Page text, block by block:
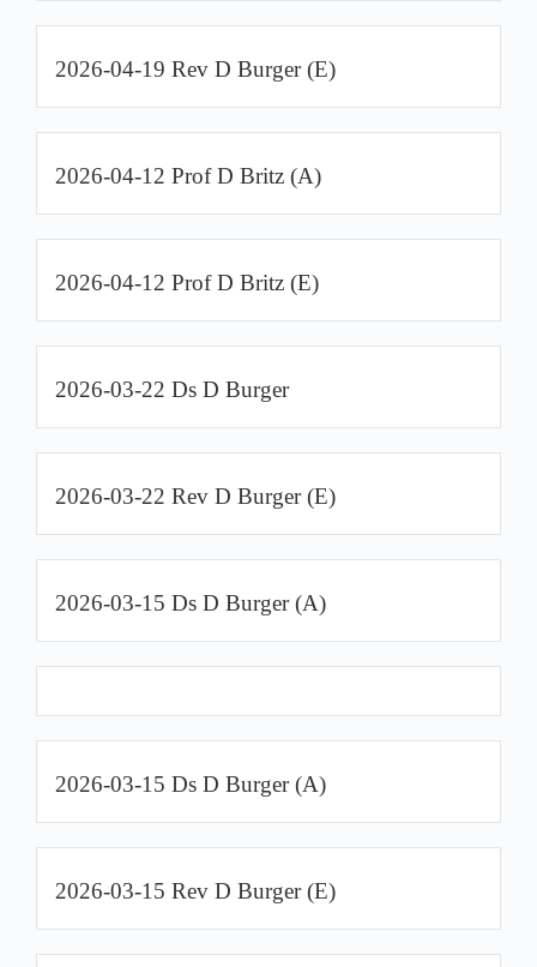
2026-04-19 Rev D Burger (E)
2026-04-12 Prof D Britz (A)
2026-04-12 Prof D Britz (E)
2026-03-22 Ds D Burger
2026-03-22 Rev D Burger (E)
2026-03-15 Ds D Burger (A)
2026-03-15 Ds D Burger (A)
2026-03-15 Rev D Burger (E)